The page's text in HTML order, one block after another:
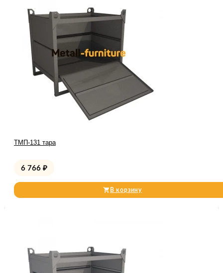
ТМП-131 тара
6 766 ₽
В корзину